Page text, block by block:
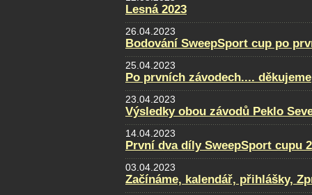
Lesná 2023
26.04.2023
Bodování SweepSport cup po
25.04.2023
Po prvních závodech.... děkujeme
23.04.2023
Výsledky obou závodů Peklo
14.04.2023
První dva díly SweepSport cupu
03.04.2023
Začínáme, kalendář, přihlášky,